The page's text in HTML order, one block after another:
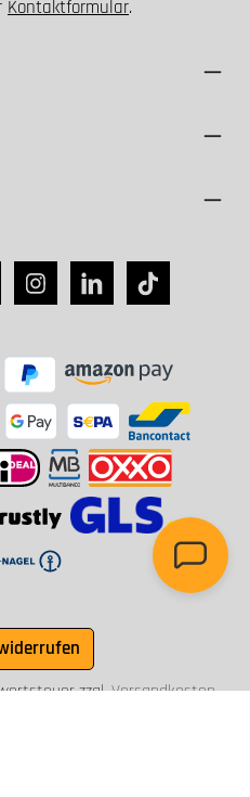
Kontaktformular.
zzgl.Versandkosten